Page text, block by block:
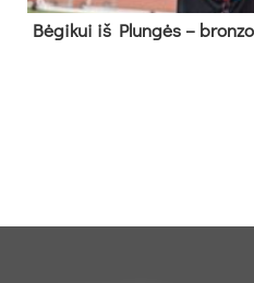
Bė­gi­kui iš Plun­gės –